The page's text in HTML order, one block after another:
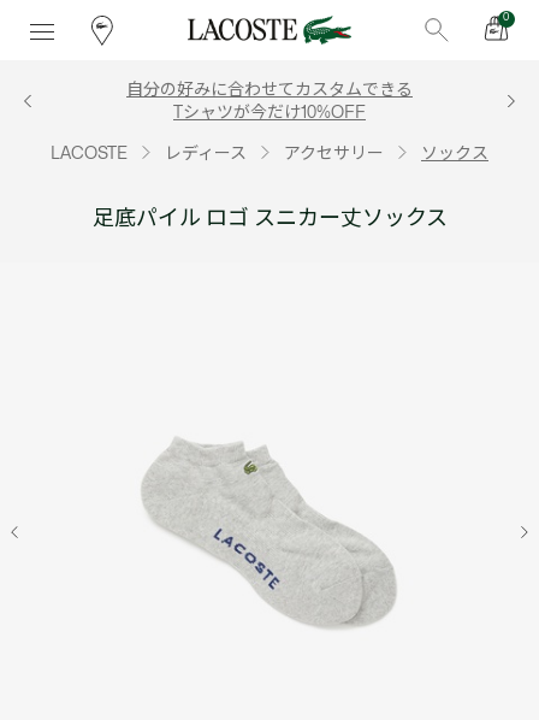
0
自分の好みに合わせてカスタムできる
Tシャツが今だけ10%OFF
LACOSTE レディース アクセサリー ソックス
足底パイル ロゴ スニカー丈ソックス